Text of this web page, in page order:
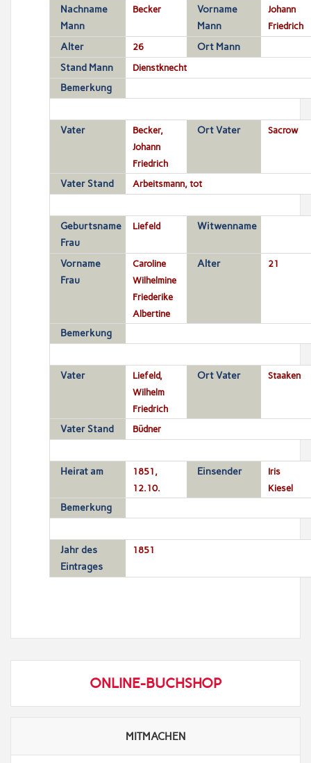
Nachname
Mann
Becker
Vorname
Mann
Johann
Friedrich
Alter 26
Ort Mann
Stand Mann
Dienstknecht
Bemerkung
Vater
Becker,
Johann
Friedrich
Ort Vater Sacrow
Vater Stand Arbeitsmann, tot
Geburtsname
Frau
Liefeld Witwenname
Vorname
Frau
Caroline
Wilhelmine
Friederike
Albertine
Alter 21
Bemerkung
Vater
Liefeld,
Wilhelm
Friedrich
Ort Vater Staaken
Vater Stand Büdner
Heirat am
1851,
12.10.
Einsender
Iris
Kiesel
Bemerkung
Jahr des
Eintrages
1851
ONLINE-BUCHSHOP
MITMACHEN